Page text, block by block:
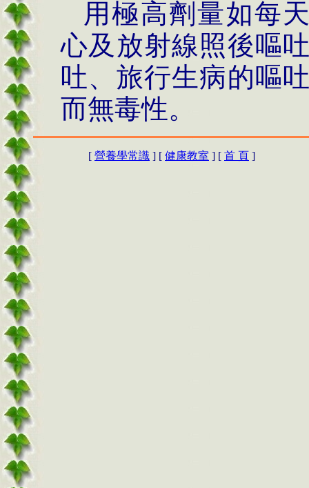
用極高劑量如每
心及放射線照後嘔
吐、旅行生病的嘔
而無毒性。
[ 營養學常識 ] [ 健康教室 ] [ 首 頁 ]